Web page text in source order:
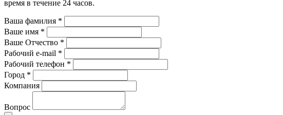
время в течение 24 часов.
Ваша фамилия *
Ваше имя *
Ваше Отчество *
Рабочий e-mail *
Рабочий телефон *
Город *
Компания
Вопрос